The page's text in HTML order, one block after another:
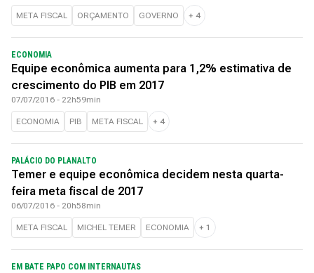
META FISCAL ORÇAMENTO GOVERNO + 4
ECONOMIA
Equipe econômica aumenta para 1,2% estimativa de
crescimento do PIB em 2017
07/07/2016 - 22h59min
ECONOMIA PIB META FISCAL + 4
PALÁCIO DO PLANALTO
Temer e equipe econômica decidem nesta quarta-
feira meta fiscal de 2017
06/07/2016 - 20h58min
META FISCAL MICHEL TEMER ECONOMIA + 1
EM BATE PAPO COM INTERNAUTAS